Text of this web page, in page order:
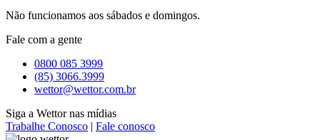
Não funcionamos aos sábados e domingos.
Fale com a gente
0800 085 3999
(85) 3066.3999
wettor@wettor.com.br
Siga a Wettor nas mídias
Trabalhe Conosco | Fale conosco